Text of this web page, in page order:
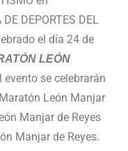
DEPORTES DEL
el día 24 de
LEÓN
evento se celebrarán
León Manjar
Manjar de Reyes
Manjar de Reyes.